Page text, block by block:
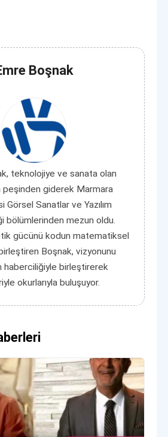
Boşnak
teknolojiye ve sanata olan
peşinden giderek Marmara
Görsel Sanatlar ve Yazılım
bölümlerinden mezun oldu.
gücünü kodun matematiksel
Boşnak, vizyonunu
haberciliğiyle birleştirerek
okurlarıyla buluşuyor.